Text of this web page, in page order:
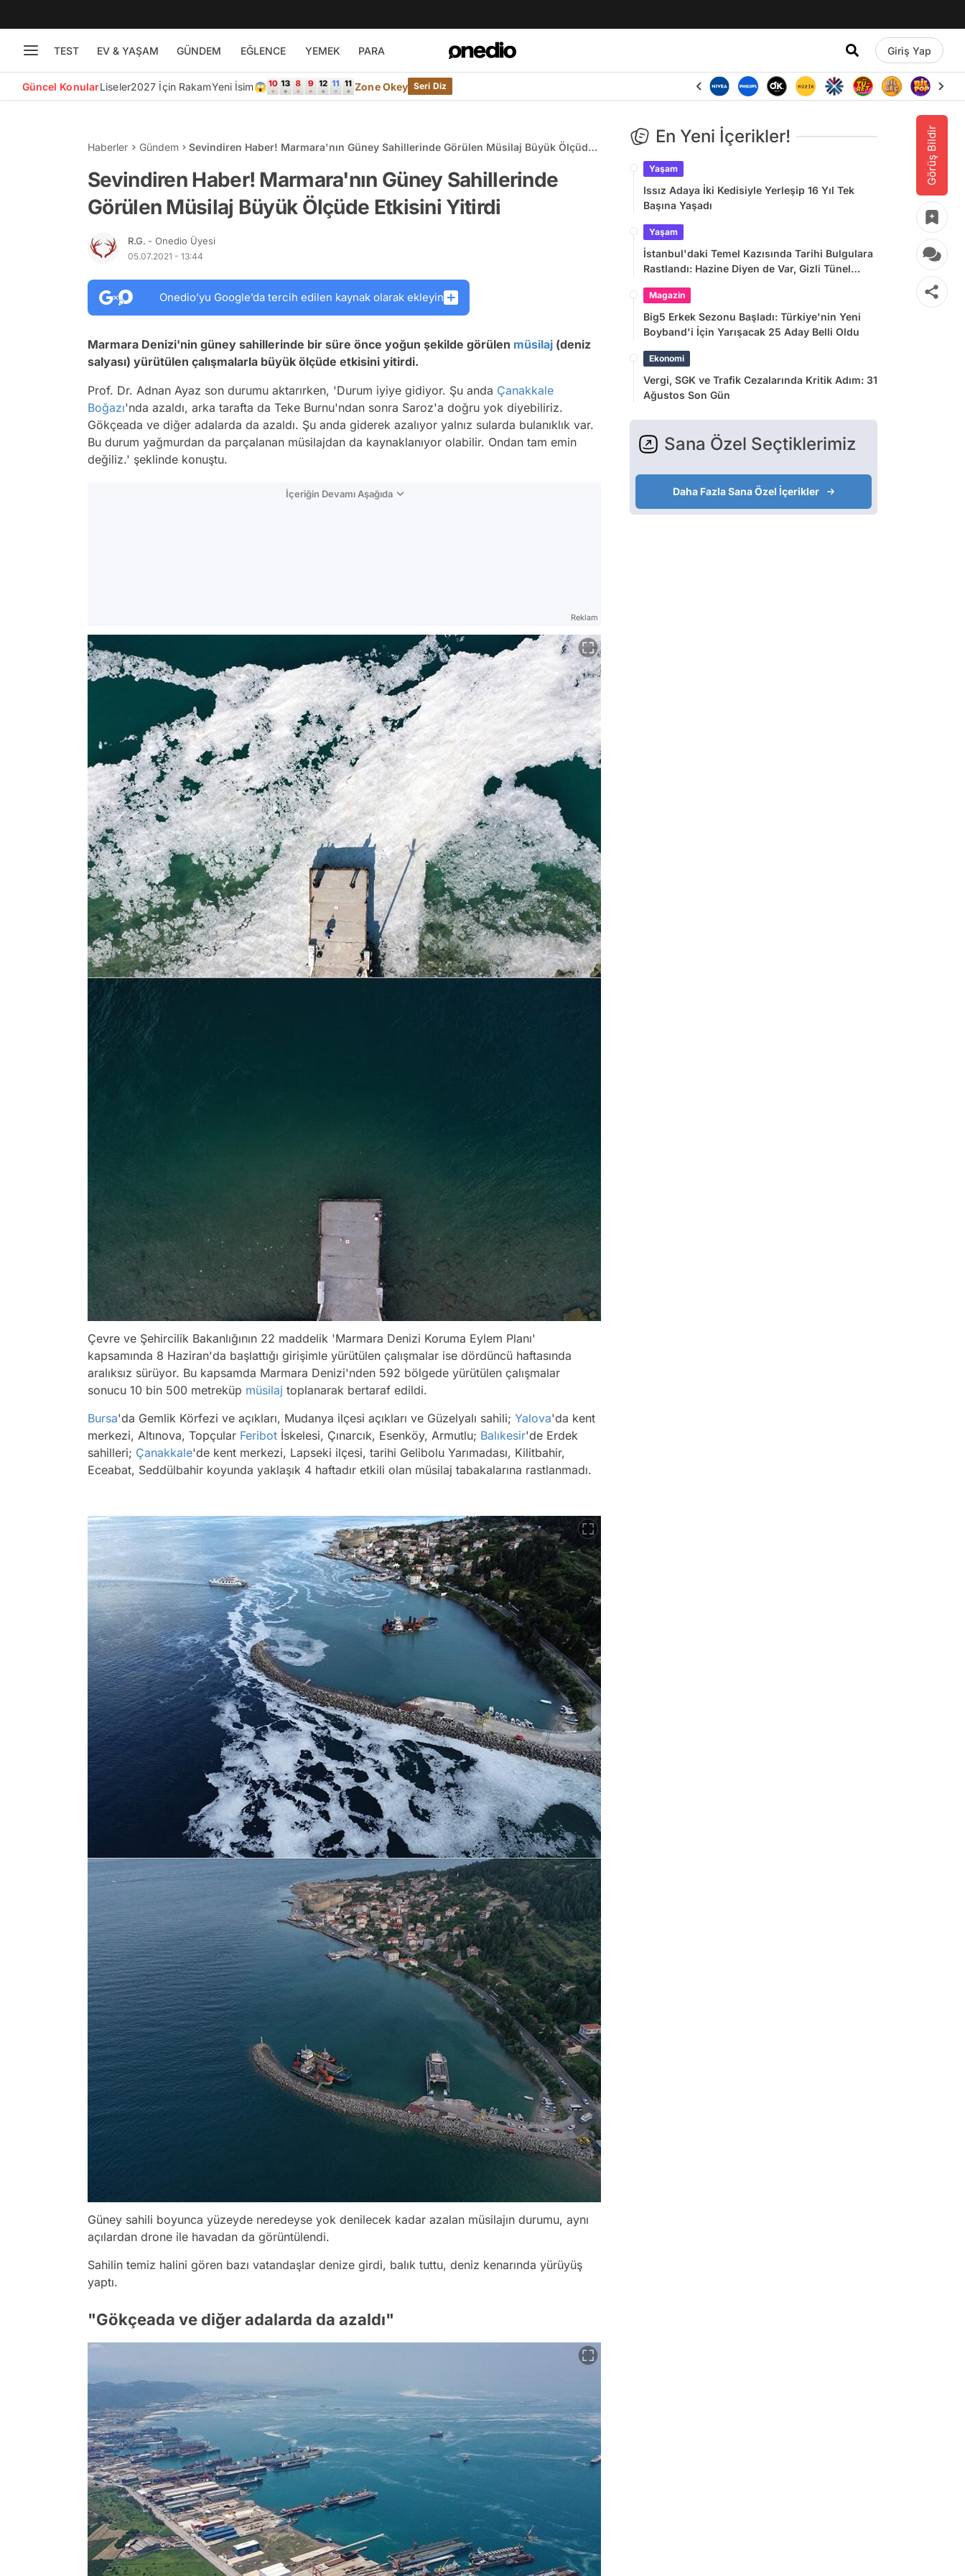
TEST EV & YAŞAM GÜNDEM EĞLENCE YEMEK PARA Giriş Yap
Güncel KonularLiseler2027 İçin RakamYeni İsim😱 Zone Okey Seri Diz
Görüş Bildir
Haberler Gündem
Sevindiren Haber! Marmara'nın Güney Sahillerinde Görülen Müsilaj Büyük Ölçüde
Sevindiren Haber! Marmara'nın Güney Sahillerinde
Görülen Müsilaj Büyük Ölçüde Etkisini Yitirdi
R.G. - Onedio Üyesi
05.07.2021 - 13:44
Onedio’yu Google’da tercih edilen kaynak olarak ekleyin
Marmara Denizi'nin güney sahillerinde bir süre önce yoğun şekilde görülen müsilaj (deniz
salyası) yürütülen çalışmalarla büyük ölçüde etkisini yitirdi.
Prof. Dr. Adnan Ayaz son durumu aktarırken, 'Durum iyiye gidiyor. Şu anda Çanakkale
Boğazı'nda azaldı, arka tarafta da Teke Burnu'ndan sonra Saroz'a doğru yok diyebiliriz.
Gökçeada ve diğer adalarda da azaldı. Şu anda giderek azalıyor yalnız sularda bulanıklık var.
Bu durum yağmurdan da parçalanan müsilajdan da kaynaklanıyor olabilir. Ondan tam emin
değiliz.' şeklinde konuştu.
İçeriğin Devamı Aşağıda
Reklam
Çevre ve Şehircilik Bakanlığının 22 maddelik 'Marmara Denizi Koruma Eylem Planı'
kapsamında 8 Haziran'da başlattığı girişimle yürütülen çalışmalar ise dördüncü haftasında
aralıksız sürüyor. Bu kapsamda Marmara Denizi'nden 592 bölgede yürütülen çalışmalar
sonucu 10 bin 500 metreküp müsilaj toplanarak bertaraf edildi.
Bursa'da Gemlik Körfezi ve açıkları, Mudanya ilçesi açıkları ve Güzelyalı sahili; Yalova'da kent
merkezi, Altınova, Topçular Feribot İskelesi, Çınarcık, Esenköy, Armutlu; Balıkesir'de Erdek
sahilleri; Çanakkale'de kent merkezi, Lapseki ilçesi, tarihi Gelibolu Yarımadası, Kilitbahir,
Eceabat, Seddülbahir koyunda yaklaşık 4 haftadır etkili olan müsilaj tabakalarına rastlanmadı.
Güney sahili boyunca yüzeyde neredeyse yok denilecek kadar azalan müsilajın durumu, aynı
açılardan drone ile havadan da görüntülendi.
Sahilin temiz halini gören bazı vatandaşlar denize girdi, balık tuttu, deniz kenarında yürüyüş
yaptı.
"Gökçeada ve diğer adalarda da azaldı"
En Yeni İçerikler!
Yaşam
Issız Adaya İki Kedisiyle Yerleşip 16 Yıl Tek
Başına Yaşadı
Yaşam
İstanbul'daki Temel Kazısında Tarihi Bulgulara
Rastlandı: Hazine Diyen de Var, Gizli Tünel
Magazin
Big5 Erkek Sezonu Başladı: Türkiye'nin Yeni
Boyband'i İçin Yarışacak 25 Aday Belli Oldu
Ekonomi
Vergi, SGK ve Trafik Cezalarında Kritik Adım: 31
Ağustos Son Gün
Sana Özel Seçtiklerimiz
Daha Fazla Sana Özel İçerikler